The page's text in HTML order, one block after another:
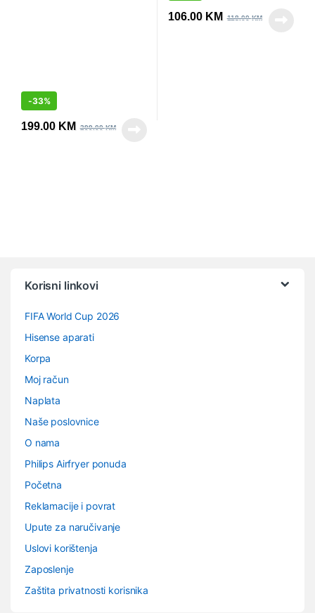
-33%
199.00 KM 299.00KM
106.00 KM 118.00KM
Korisni linkovi
FIFA World Cup 2026
Hisense aparati
Korpa
Moj račun
Naplata
Naše poslovnice
O nama
Philips Airfryer ponuda
Početna
Reklamacije i povrat
Upute za naručivanje
Uslovi korištenja
Zaposlenje
Zaštita privatnosti korisnika